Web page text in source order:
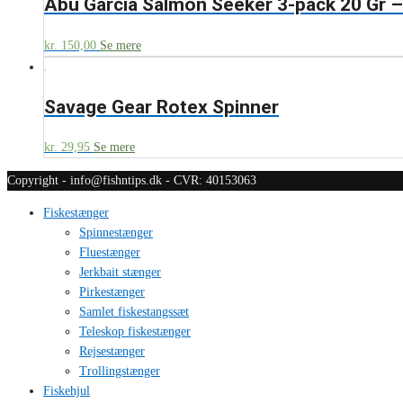
Abu Garcia Salmon Seeker 3-pack 20 Gr
kr. 150,00 Se mere
Savage Gear Rotex Spinner
kr. 29,95 Se mere
Copyright - info@fishntips.dk - CVR: 40153063
Fiskestænger
Spinnestænger
Fluestænger
Jerkbait stænger
Pirkestænger
Samlet fiskestangssæt
Teleskop fiskestænger
Rejsestænger
Trollingstænger
Fiskehjul